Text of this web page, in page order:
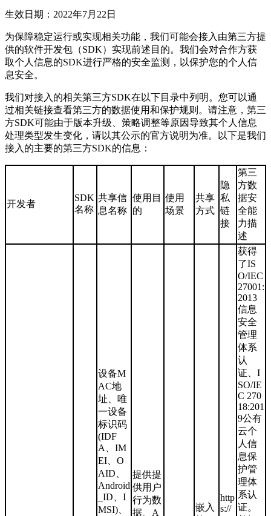
生效日期：2022年7月22日
为保障稳定运行或实现相关功能，我们可能会接入由第三方提
供的软件开发包（SDK）实现前述目的。我们会对合作方获
取个人信息的SDK进行严格的安全监测，以保护您的个人信
息安全。
我们对接入的相关第三方SDK在以下目录中列明。您可以通
过相关链接查看第三方的数据使用和保护规则。请注意，第三
方SDK可能由于版本升级、策略调整等原因导致其个人信息
处理类型发生变化，请以其公示的官方说明为准。以下是我们
接入的主要的第三方SDK的信息：
开发者
SDK
名称
共享信
息名称
使用目
的
使用
场景
共享
方式
隐
私
链
接
第三
方数
据安
全能
力描
述
设备M
AC地
址、唯
一设备
标识码
(IDF
A、IM
EI、O
AID、
Android
_ID、I
MSI)、
提供提
供用户
行为数
据、A
嵌入
http
s://
获得
了IS
O/IEC
27001:
2013
信息
安全
管理
体系
认
证、I
SO/IE
C 270
18:201
9公有
云个
人信
息保
护管
理体
系认
证。